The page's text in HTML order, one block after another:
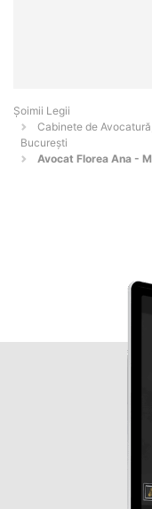
Șoimii Legii
Cabinete de
Bucureşti
Avocat Florea Ana -